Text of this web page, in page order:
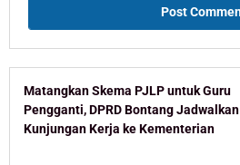
Matangkan Skema PJLP untuk Guru
Pengganti, DPRD Bontang Jadwalkan
Kunjungan Kerja ke Kementerian